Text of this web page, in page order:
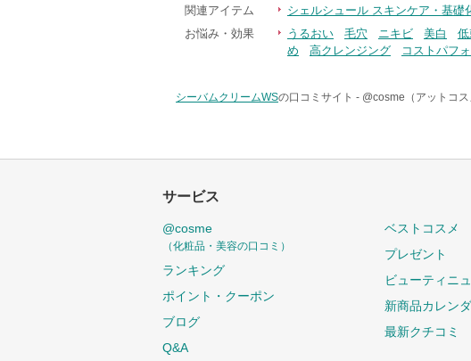
関連アイテム シェルシュール スキンケア・基礎
お悩み・効果
うるおい 毛穴 ニキビ 美白
め
高クレンジング コストパフ
シーバムクリームWSの口コミサイト - @cosme（アットコス
サービス
@cosme
（化粧品・美容の口コミ）
ランキング
ポイント・クーポン
ブログ
Q&A
ベストコスメ
プレゼント
ビューティニ
新商品カレン
最新クチコミ